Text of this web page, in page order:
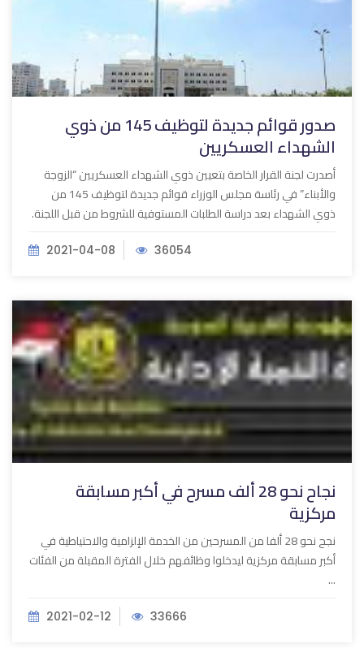
صدور قوائم جديدة لتوظيف 145 من ذوي
الشهداء العسكريين
أصدرت لجنة القرار الخاصة بتعيين ذوي الشهداء العسكريين “الزوجة
والأبناء” في رئاسة مجلس الوزراء قوائم جديدة لتوظيف 145 من
ذوي الشهداء بعد دراسة الطلبات المستوفية للشروط من قبل اللجنة.
2021-04-08 36054
نجاح نحو 28 ألف مسرح في أكبر مسابقة
مركزية
نجح نحو 28 ألفا من المسرحين من الخدمة الإلزامية والاحتياطية في
أكبر مسابقة مركزية ليدخلوا وظائفهم خلال الفترة المقبلة من الفئات
...
2021-02-12 33666